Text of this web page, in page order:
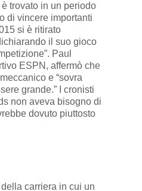
trovato in un periodo
di vincere importanti
si è ritirato
il suo gioco
Paul
ESPN, affermò che
e “sovra
grande.” I cronisti
non aveva bisogno di
dovuto piuttosto
carriera in cui un